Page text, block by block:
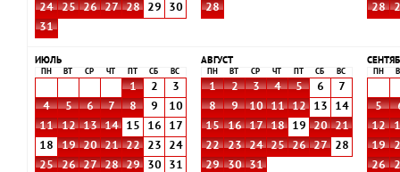
24
25 26 27 28 29
30
31
28
28
ИЮЛЬ
ПН ВТ СР ЧТ СБ ВС
1 2
3
4
5 6 7 8 9
10
11
12 13 14 15 16
17
18
19 20 21 22 23
24
25
26 27 28 29 30 31
АВГУСТ
ПН ВТ СР ЧТ СБ ВС
1 2 3 4 5 6
7
8
9 10 11 12 13
14
15
16 17 18 19 20
21
22
23 24 25 26 27
28
29
30 31
ПН
5
12
19
26